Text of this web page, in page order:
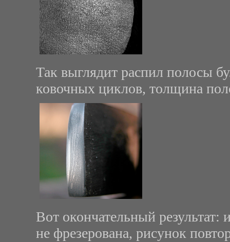
Так выглядит распил полосы
ковочных циклов, толщина
Вот окончательный
не фрезерована, рисунок